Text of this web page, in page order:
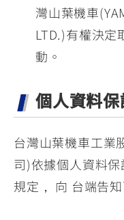
灣山葉機車
LTD.)有權決定
動。
個人資料
台灣山葉機車工業
司)依據個人資料
規定， 向 台端告